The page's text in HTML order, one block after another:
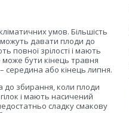
умов. Більшість
можуть давати плоди до
повної зрілості і мають
може бути кінець травня
середина або кінець липня.
до збирання, коли плоди
і мають насичений
сладку смакову